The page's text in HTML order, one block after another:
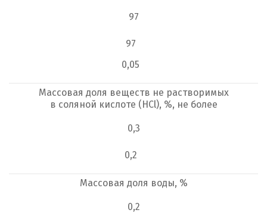
97
97
0,05
Массовая доля веществ не растворимых
в соляной кислоте (HCl), %, не более
0,3
0,2
Массовая доля воды, %
0,2